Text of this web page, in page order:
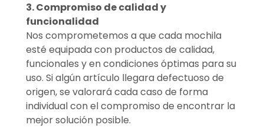
3. Compromiso de calidad y
funcionalidad
Nos comprometemos a que cada mochila
esté equipada con productos de calidad,
funcionales y en condiciones óptimas para su
uso. Si algún artículo llegara defectuoso de
origen, se valorará cada caso de forma
individual con el compromiso de encontrar la
mejor solución posible.